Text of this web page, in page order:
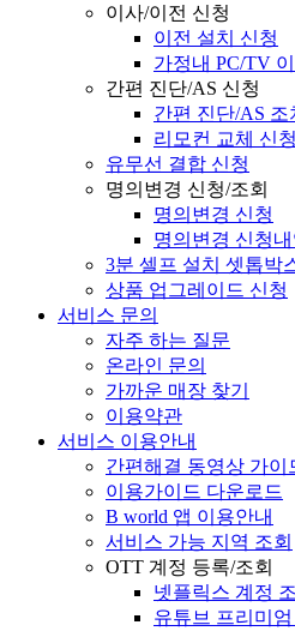
이사/이전 신청
이전 설치 신청
가정내 PC/TV
간편 진단/AS 신청
간편 진단/AS 조
리모컨 교체 신청
유무선 결합 신청
명의변경 신청/조회
명의변경 신청
명의변경 신청내
3분 셀프 설치 셋톱박
상품 업그레이드 신청
서비스 문의
자주 하는 질문
온라인 문의
가까운 매장 찾기
이용약관
서비스 이용안내
간편해결 동영상 가이
이용가이드 다운로드
B world 앱 이용안내
서비스 가능 지역 조회
OTT 계정 등록/조회
넷플릭스 계정
유튜브 프리미